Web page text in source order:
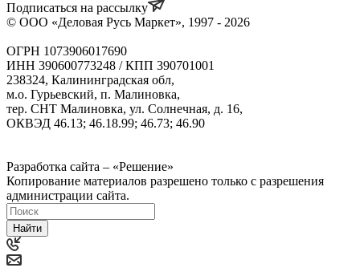
Подписаться на рассылку
© ООО «Деловая Русь Маркет», 1997 - 2026
ОГРН 1073906017690
ИНН 390600773248 / КПП 390701001
238324, Калининградская обл,
м.о. Гурьевский, п. Малиновка,
тер. СНТ Малиновка, ул. Солнечная, д. 16,
ОКВЭД 46.13; 46.18.99; 46.73; 46.90
Разработка сайта – «Решение»
Копирование материалов разрешено только с разрешения
администрации сайта.
Найти